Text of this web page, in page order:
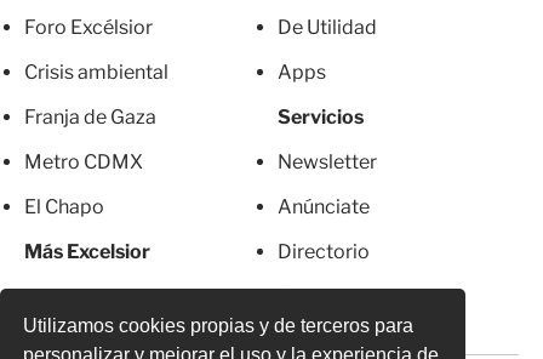
Utilizamos cookies propias y de terceros para
personalizar y mejorar el uso y la experiencia de
Foro Excélsior
Crisis ambiental
Franja de Gaza
Metro CDMX
El Chapo
Más Excelsior
De Utilidad
Apps
Servicios
Newsletter
Anúnciate
Directorio